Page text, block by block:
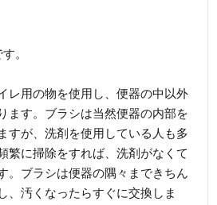
。
レ用の物を使用し、便器の中以外
ます。ブラシは当然便器の内部を
すが、洗剤を使用している人も多
繁に掃除をすれば、洗剤がなくて
。ブラシは便器の隅々まできちん
、汚くなったらすぐに交換しま